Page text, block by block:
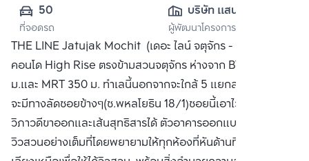
50
ที่จอดรถ
บริษัท แสนสิริ
จำกัด (มหาชน)
ผู้พัฒนาโครงการ
THE LINE Jatujak Mochit (เดอะ ไลน์ จตุจักร - หมอชิต)
คอนโด High Rise ตรงข้ามสวนจตุจักร ห่างจาก BTS 400
ม.และ MRT 350 ม. ทำเลนี้นอกจากจะใกล้ 5 แยกลาดพร้าวแล้ว
จะมีทางลัดซอยข้างๆ(ซ.พหลโยธิน 18/1)ซอยนี้เอาไว้ไปทะลุ
วิภาวดีขาออกและเส้นสุทธิสารได้ ตัวอาคารออกแบบมาให้รับกับ
วิวสวนอย่างเต็มที่โดยพยายามให้ทุกห้องที่หันด้านทิศตะวันตก